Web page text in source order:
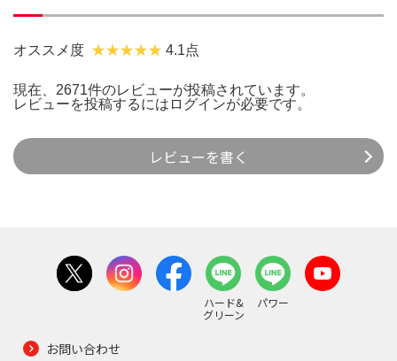
オススメ度 4.1点
現在、2671件のレビューが投稿されています。
レビューを投稿するには ログインが必要です。
レビューを書く
ハード&
グリーン
パワー
お問い合わせ